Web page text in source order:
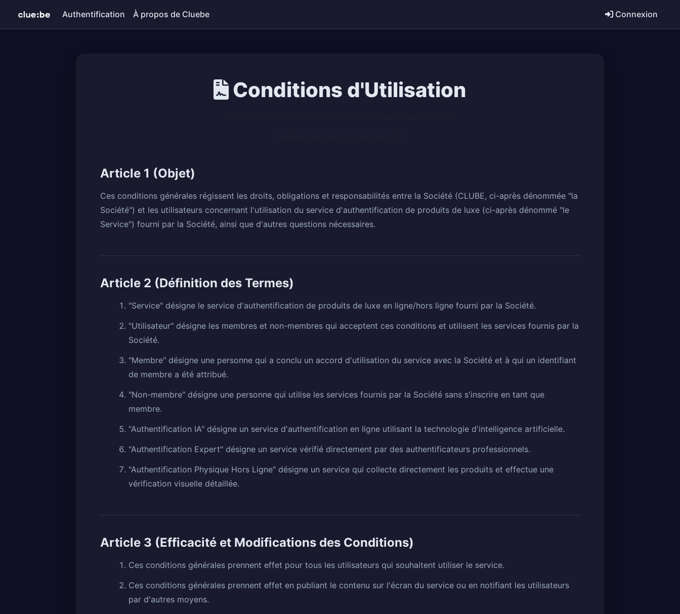
Authentification À propos de Cluebe Connexion
Conditions d'Utilisation
Article 1 (Objet)
Ces conditions générales régissent les droits, obligations et responsabilités entre la Société (CLUBE, ci-après dénommée "la
Société") et les utilisateurs concernant l'utilisation du service d'authentification de produits de luxe (ci-après dénommé "le
Service") fourni par la Société, ainsi que d'autres questions nécessaires.
Article 2 (Définition des Termes)
"Service" désigne le service d'authentification de produits de luxe en ligne/hors ligne fourni par la Société.
"Utilisateur" désigne les membres et non-membres qui acceptent ces conditions et utilisent les services fournis par la
Société.
"Membre" désigne une personne qui a conclu un accord d'utilisation du service avec la Société et à qui un identifiant
de membre a été attribué.
"Non-membre" désigne une personne qui utilise les services fournis par la Société sans s'inscrire en tant que
membre.
"Authentification IA" désigne un service d'authentification en ligne utilisant la technologie d'intelligence artificielle.
"Authentification Expert" désigne un service vérifié directement par des authentificateurs professionnels.
"Authentification Physique Hors Ligne" désigne un service qui collecte directement les produits et effectue une
vérification visuelle détaillée.
Article 3 (Efficacité et Modifications des Conditions)
Ces conditions générales prennent effet pour tous les utilisateurs qui souhaitent utiliser le service.
Ces conditions générales prennent effet en publiant le contenu sur l'écran du service ou en notifiant les utilisateurs
par d'autres moyens.